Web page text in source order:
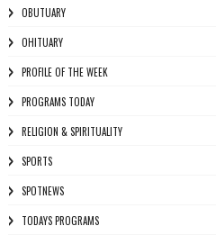
OBUTUARY
OHITUARY
PROFILE OF THE WEEK
PROGRAMS TODAY
RELIGION & SPIRITUALITY
SPORTS
SPOTNEWS
TODAYS PROGRAMS